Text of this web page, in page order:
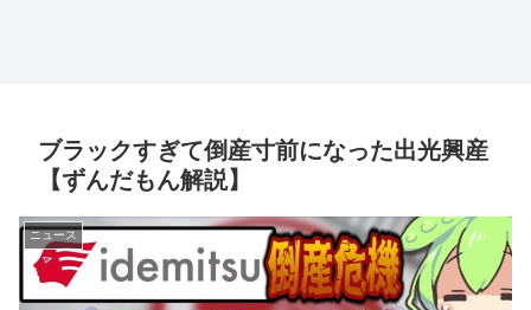
ブラックすぎて倒産寸前になった出光興産
【ずんだもん解説】
ニュース